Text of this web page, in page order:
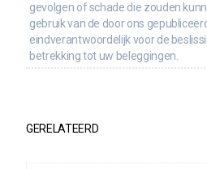
gevolgen of schade die zouden
gebruik van de door ons
eindverantwoordelijk voor de
betrekking tot uw beleggingen.
GERELATEERD